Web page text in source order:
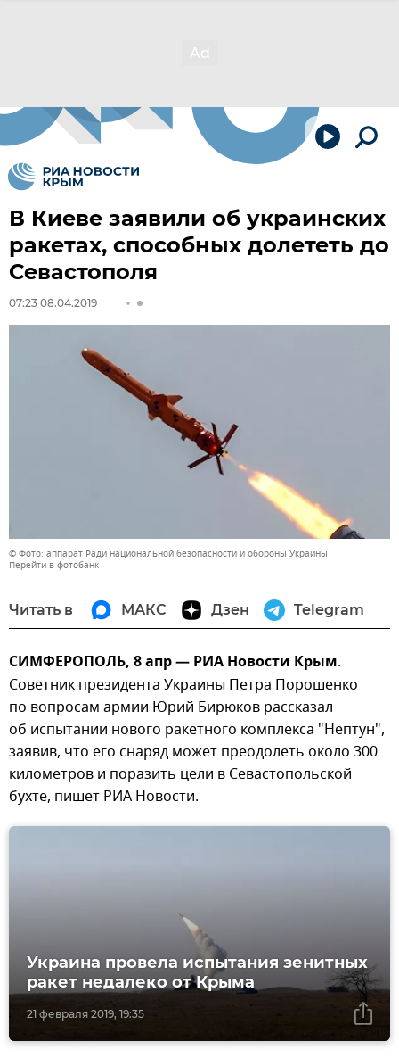
В Киеве заявили об украинских
ракетах, способных долететь до
Севастополя
07:23 08.04.2019
© Фото: аппарат Ради национальной безопасности и обороны Украины
Перейти в фотобанк
Читать в МАКС Дзен Telegram
СИМФЕРОПОЛЬ, 8 апр — РИА Новости Крым.
Советник президента Украины Петра Порошенко
по вопросам армии Юрий Бирюков рассказал
об испытании нового ракетного комплекса "Нептун",
заявив, что его снаряд может преодолеть около 300
километров и поразить цели в Севастопольской
бухте, пишет РИА Новости.
21 февраля 2019, 19:35
Украина провела испытания зенитных
ракет недалеко от Крыма